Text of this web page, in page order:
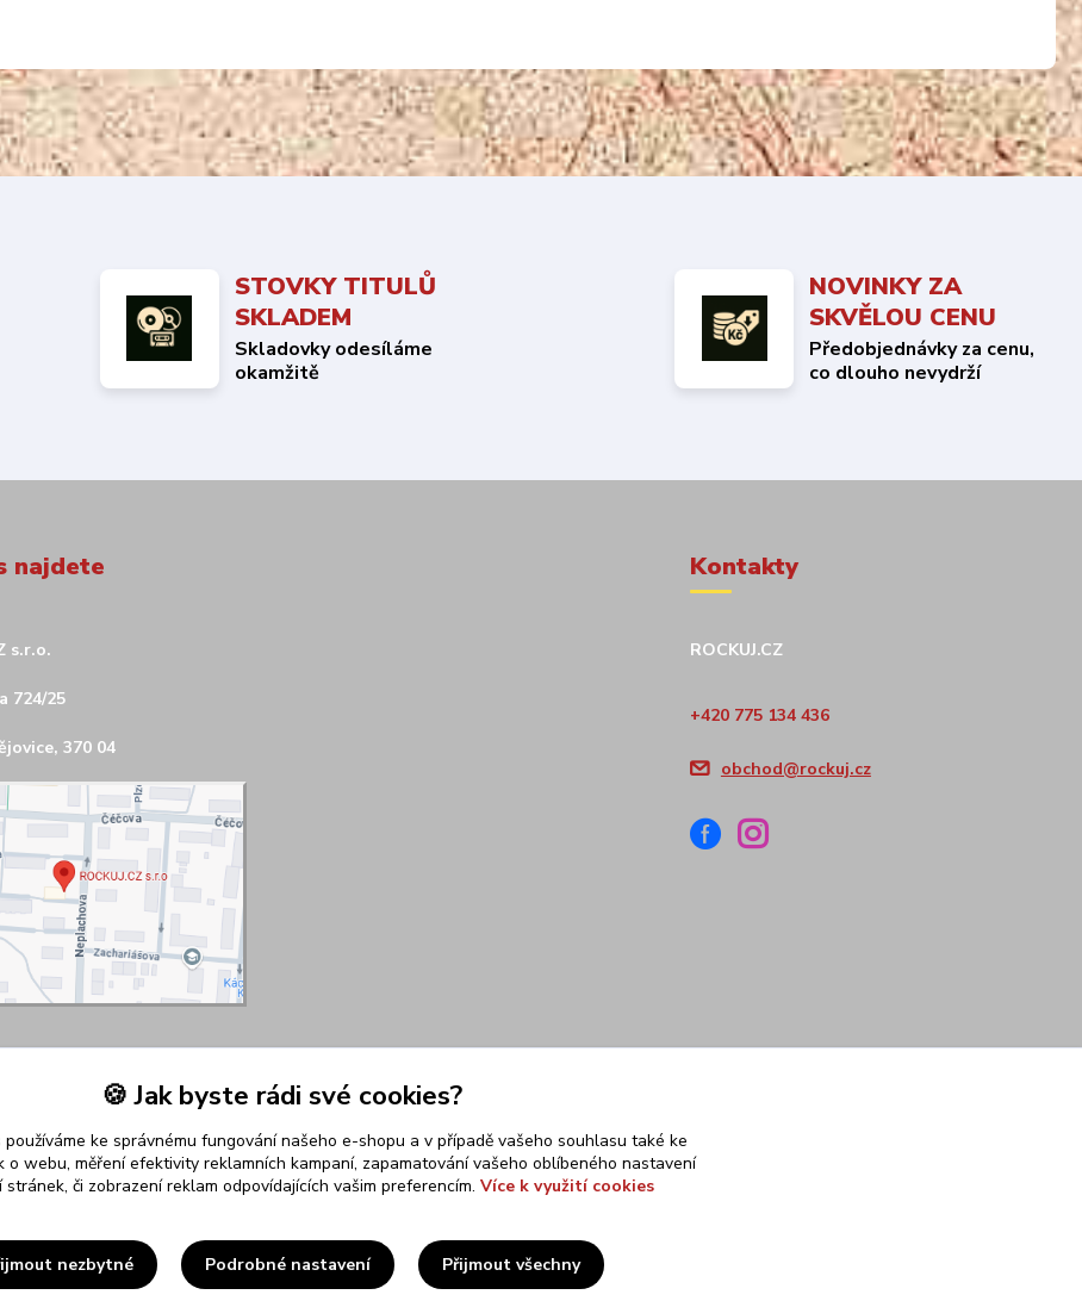
STOVKY TITULŮ
SKLADEM
Skladovky odesíláme
okamžitě
NOVINKY ZA
SKVĚLOU CENU
Předobjednávky za cenu,
co dlouho nevydrží
najdete
s.r.o.
724/25
370 04
Kontakty
ROCKUJ.CZ
+420 775 134 436
obchod@rockuj.cz
🍪 Jak byste rádi své cookies?
ke správnému fungování našeho e-shopu a v případě vašeho souhlasu také ke
webu, měření efektivity reklamních kampaní, zapamatování vašeho oblíbeného nastavení
stránek, či zobrazení reklam odpovídajících vašim preferencím. Více k využití cookies
nezbytné Podrobné nastavení Přijmout všechny